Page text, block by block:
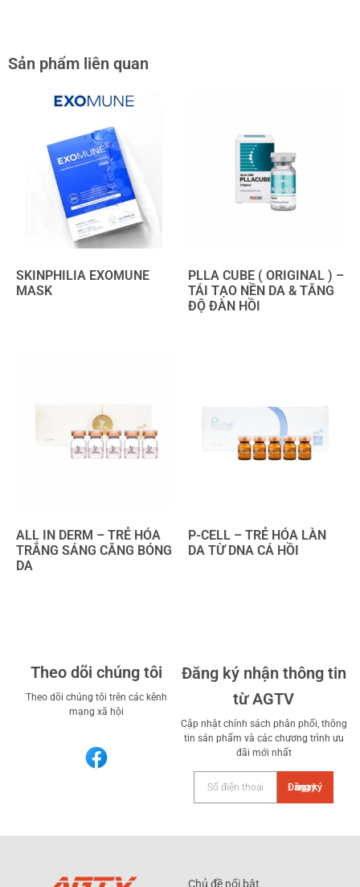
Sản phẩm liên quan
SKINPHILIA EXOMUNE
MASK
PLLA CUBE ( ORIGINAL ) –
TÁI TẠO NỀN DA & TĂNG
ĐỘ ĐÀN HỒI
ALL IN DERM – TRẺ HÓA
TRẮNG SÁNG CĂNG BÓNG
DA
P-CELL – TRẺ HÓA LÀN
DA TỪ DNA CÁ HỒI
Theo dõi chúng tôi
Theo dõi chúng tôi trên các kênh
mạng xã hội
Đăng ký nhận thông tin
từ AGTV
Cập nhật chính sách phân phối, thông
tin sản phẩm và các chương trình ưu
đãi mới nhất
Đăng ký ngay
Chủ đề nổi bật